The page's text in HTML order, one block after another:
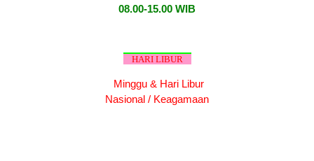
08.00-15.00 WIB
HARI LIBUR
Minggu & Hari Libur
Nasional / Keagamaan